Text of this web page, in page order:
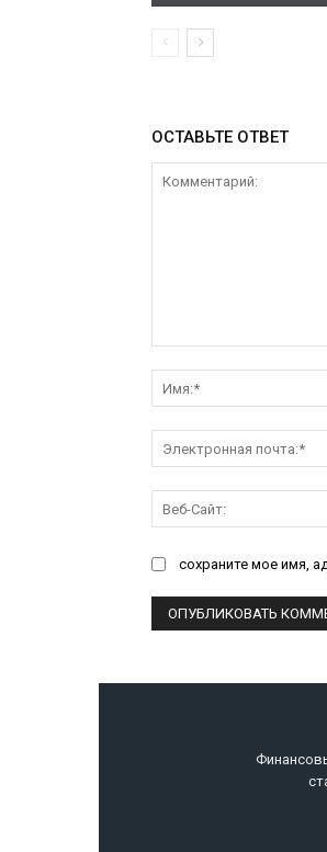
ОСТАВЬТЕ ОТВЕТ
сохраните мое имя,